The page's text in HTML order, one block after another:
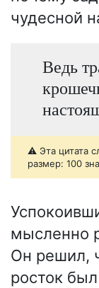
чудесной
Ведь
⚠️ Эта цитата
размер: 100
мысленно
Он решил,
росток